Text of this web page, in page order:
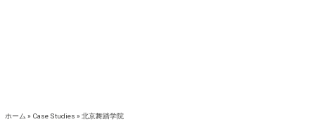
ホーム » Case Studies »北京舞踏学院